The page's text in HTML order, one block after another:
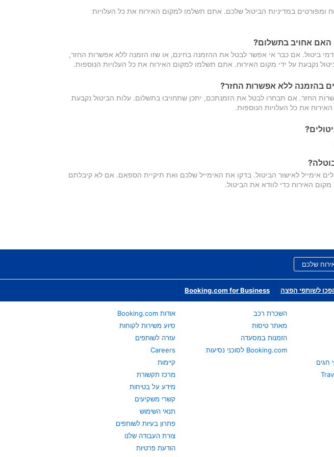
ומפורטים במדיניות הביטול שלכם. אתם תשלמו למקום האירוח את כל העלויות
אחויב בתשלום?
ביטול. אם כבר אי אפשר לבטל את ההזמנה בחינם, או שזו הזמנה ללא אפשרות החזר,
נקבעת על ידי מקום האירוח. אתם תשלמו למקום האירוח את כל העלויות הנוספות.
בהזמנה ללא אפשרות החזר?
החזר. אם תבחרו לבטל את הזמנתכם, יתכן שתחויבו בתשלום. עלות הביטול נקבעת
את כל העלויות הנוספות.
אימייל לאישור הביטול. בדקו את האימייל שלכם ואת תיקיית הספאם. אם לא קיבלתם
שלכם
לשותפי הפצה Booking.com for Business
חגים
השכרת רכב
מאתר טיסות
הזמנות במסעדה
Booking.com לסוכני נסיעות
אודות Booking.com
סיוע משירות לקוחות
עזרה לשותפים
Careers
קיימות
מרכז תקשורת
מידע על בטיחות
קשרי משקיעים
תנאי השימוש
פתרון בעיות לשותפים
צורת העבודה שלנו
הודעת פרטיות